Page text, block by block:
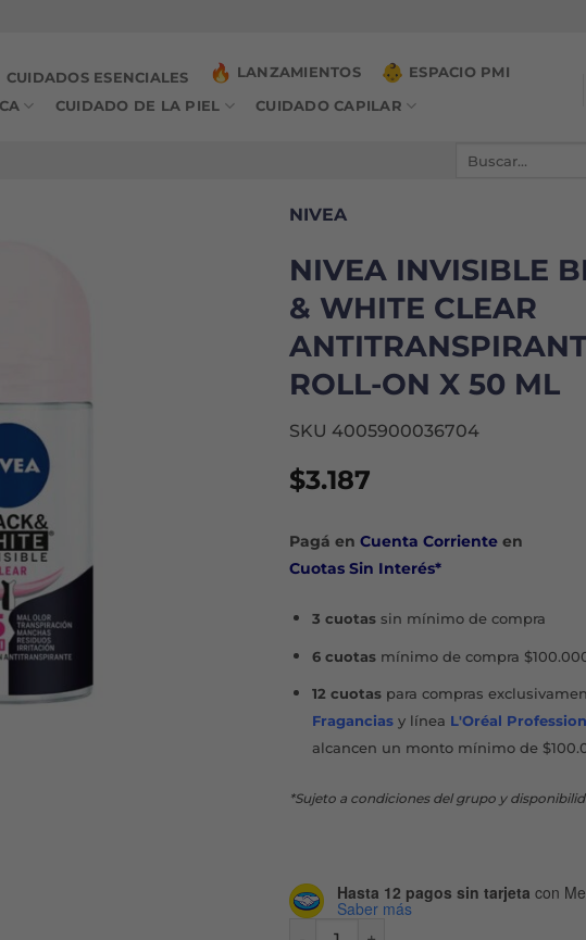
CUIDADOS ESENCIALES LANZAMIENTOS ESPACIO PMI
CUIDADO DE LA PIEL CUIDADO CAPILAR
NIVEA
NIVEA INVISIBLE
& WHITE CLEAR
ROLL-ON X 50 ML
SKU 4005900036704
$3.187
Pagá en Cuenta Corrienteen
Cuotas Sin Interés*
3 cuotassin mínimo de compra
6 cuotasmínimo de compra
12 cuotaspara compras
Fraganciasy línea L'Oréal
alcancen un monto mínimo de
*Sujeto a condiciones del grupo y
Hasta 12 pagos sin tarjeta con
Saber más
NIVEA INVISIBLE BLACK & WHITE